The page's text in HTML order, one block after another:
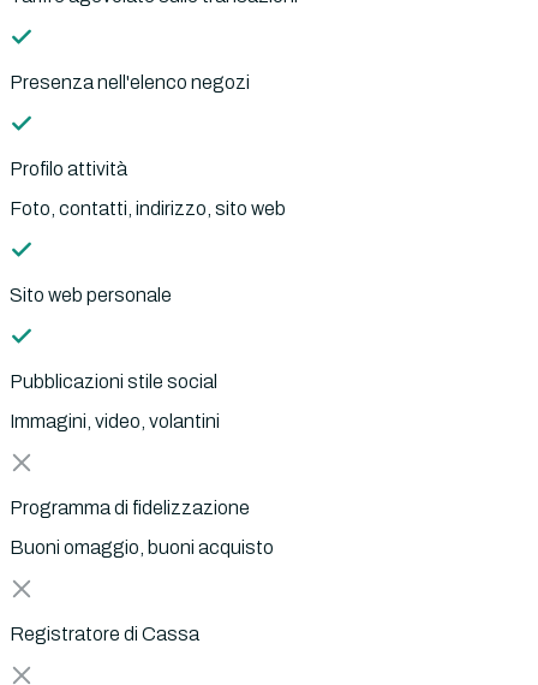
Presenza nell'elenco negozi
Profilo attività
Foto, contatti, indirizzo, sito web
Sito web personale
Pubblicazioni stile social
Immagini, video, volantini
Programma di fidelizzazione
Buoni omaggio, buoni acquisto
Registratore di Cassa